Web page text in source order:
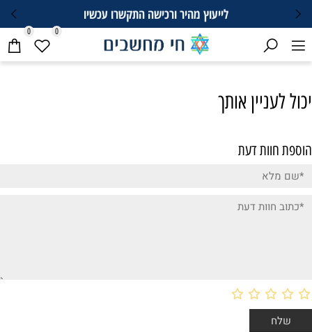
לייעוץ מהיר ורכישה התקשרו עכשיו
0 0
יכול לעניין אותך
הוספת חוות דעת